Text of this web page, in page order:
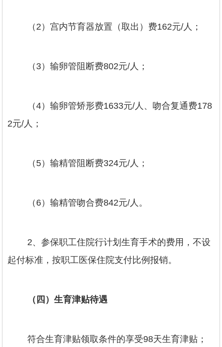
（2）宫内节育器放置（取出）费162元/人；
（3）输卵管阻断费802元/人；
（4）输卵管矫形费1633元/人、吻合复通费178
2元/人；
（5）输精管阻断费324元/人；
（6）输精管吻合费842元/人。
2、参保职工住院行计划生育手术的费用，不设
起付标准，按职工医保住院支付比例报销。
（四）生育津贴待遇
符合生育津贴领取条件的享受98天生育津贴；